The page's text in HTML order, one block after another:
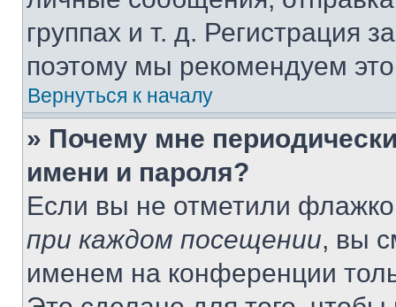
группах и т. д. Регистрация
поэтому мы рекомендуем
Вернуться к началу
» Почему мне
имени и пароля?
Если вы не отметили
при каждом посещении, вы
именем на конференции